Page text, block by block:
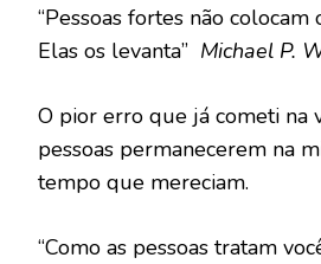
“Pessoas fortes não colocam
Elas os levanta” Michael P.
O pior erro que já cometi na
pessoas permanecerem na
tempo que mereciam.
“Como as pessoas tratam